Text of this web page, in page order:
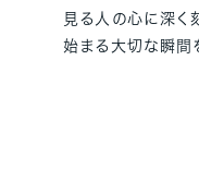
見る人の心に深く
始まる大切な瞬間